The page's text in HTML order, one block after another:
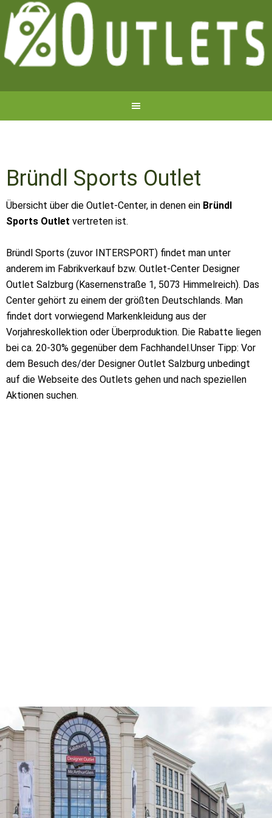
Bründl Sports Outlet
Übersicht über die Outlet-Center, in denen ein Bründl
Sports Outlet vertreten ist.
Bründl Sports (zuvor INTERSPORT) findet man unter
anderem im Fabrikverkauf bzw. Outlet-Center Designer
Outlet Salzburg (Kasernenstraße 1, 5073 Himmelreich). Das
Center gehört zu einem der größten Deutschlands. Man
findet dort vorwiegend Markenkleidung aus der
Vorjahreskollektion oder Überproduktion. Die Rabatte liegen
bei ca. 20-30% gegenüber dem Fachhandel.Unser Tipp: Vor
dem Besuch des/der Designer Outlet Salzburg unbedingt
auf die Webseite des Outlets gehen und nach speziellen
Aktionen suchen.